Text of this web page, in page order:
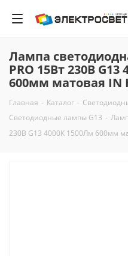
Лампа
PRO 15Вт 230В G13
600мм матовая IN
Главная - Каталог -
Светодиодные лампы G13 -
230В G13 4000К 1500Лм 600мм